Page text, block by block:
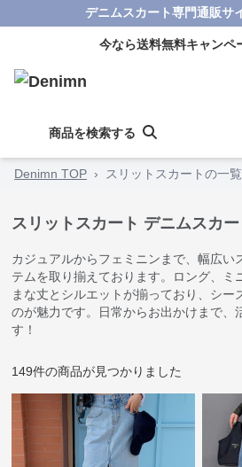
デニムスカート専門通販サ
今なら送料無料キャンペ
商品を検索する
Denimn TOP › スリットスカートの一覧
スリットスカート デニムスカ
カジュアルからフェミニンまで、幅広い
テムを取り揃えております。ロング、ミ
まな丈とシルエットが揃っており、シー
のが魅力です。日常からお出かけまで、
す！
149件の商品が見つかりました